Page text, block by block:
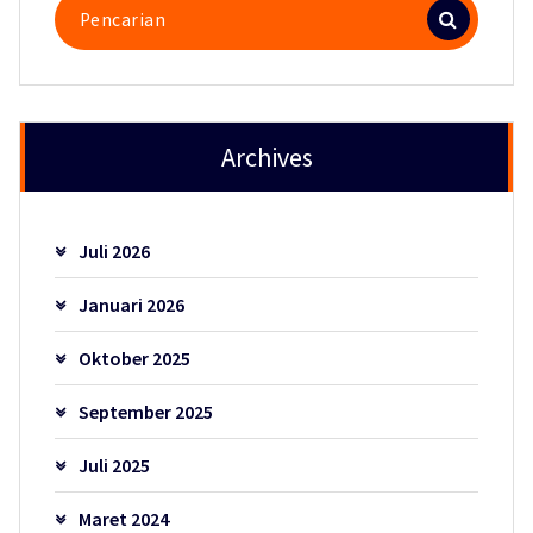
untuk:
Archives
Juli 2026
Januari 2026
Oktober 2025
September 2025
Juli 2025
Maret 2024